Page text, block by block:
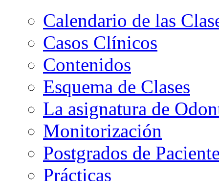
Calendario de las
Casos Clínicos
Contenidos
Esquema de Clases
La asignatura de
Monitorización
Postgrados de
Prácticas